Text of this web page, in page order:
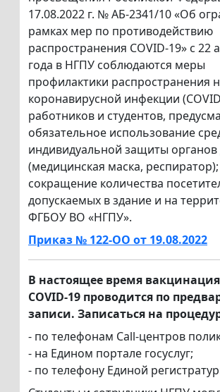
17.08.2022 г. № АБ-2341/10 «Об
рамках мер по противодействию
распространения COVID-19» с 22
года в НГПУ соблюдаются меры
профилактики распространения
коронавирусной инфекции
работников и студентов,
обязательное использование
индивидуальной защиты органов
(медицинская маска, респиратор);
сокращение количества
допускаемых в здание и на
ФГБОУ ВО «НГПУ».
Приказ № 122-ОО от 19.08.2022
В настоящее время
COVID-19 проводится по
записи. Записаться на
- по телефонам Call-центров
- на Едином портале госуслуг;
- по телефону Единой